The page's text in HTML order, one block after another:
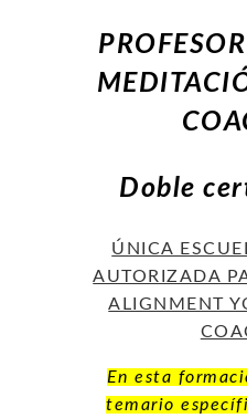
Doble
ÚNICA
AUTORIZADA
ALIGNMENT
En esta
temario